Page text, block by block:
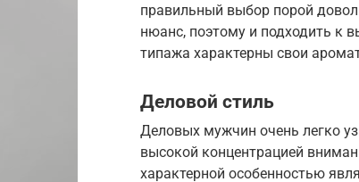
правильный выбор порой
нюанс, поэтому и подходить к
типажа характерны свои
Деловой стиль
Деловых мужчин очень легко
высокой концентрацией
характерной особенностью